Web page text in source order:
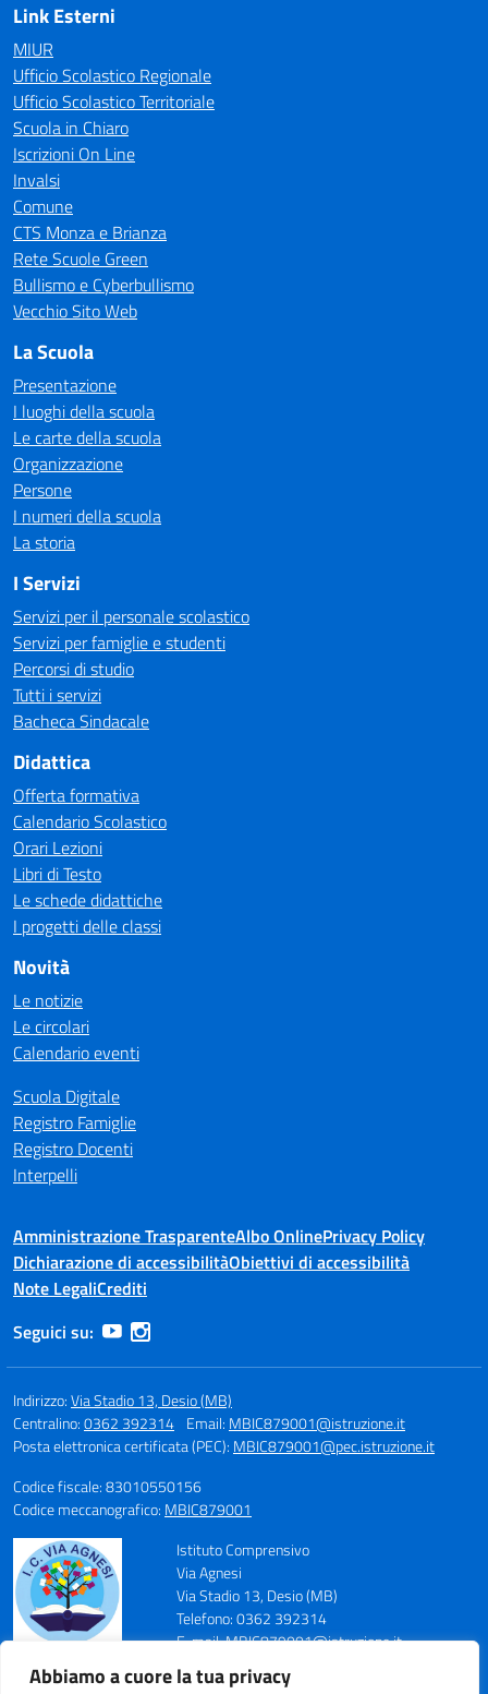
Abbiamo a cuore la tua privacy
Link Esterni
MIUR
Ufficio Scolastico Regionale
Ufficio Scolastico Territoriale
Scuola in Chiaro
Iscrizioni On Line
Invalsi
Comune
CTS Monza e Brianza
Rete Scuole Green
Bullismo e Cyberbullismo
Vecchio Sito Web
La Scuola
Presentazione
I luoghi della scuola
Le carte della scuola
Organizzazione
Persone
I numeri della scuola
La storia
I Servizi
Servizi per il personale scolastico
Servizi per famiglie e studenti
Percorsi di studio
Tutti i servizi
Bacheca Sindacale
Didattica
Offerta formativa
Calendario Scolastico
Orari Lezioni
Libri di Testo
Le schede didattiche
I progetti delle classi
Novità
Le notizie
Le circolari
Calendario eventi
Scuola Digitale
Registro Famiglie
Registro Docenti
Interpelli
Amministrazione TrasparenteAlbo OnlinePrivacy Policy
Dichiarazione di accessibilitàObiettivi di accessibilità
Note LegaliCrediti
Seguici su:
Indirizzo:Via Stadio 13, Desio (MB)
Centralino:0362 392314 Email: MBIC879001@istruzione.it
Posta elettronica certificata (PEC): MBIC879001@pec.istruzione.it
Codice fiscale: 83010550156
Codice meccanografico: MBIC879001
Istituto Comprensivo
Via Agnesi
Via Stadio 13, Desio (MB)
Telefono: 0362 392314
E-mail: MBIC879001@istruzione.it
PEC: MBIC879001@pec.istruzione.it
Codice Meccanografico: MBIC879001